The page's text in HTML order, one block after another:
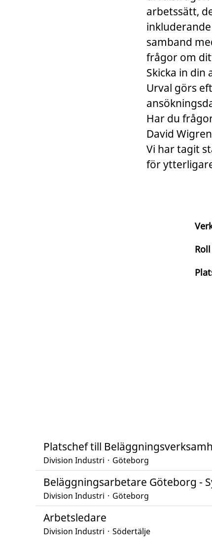
arbetssätt,
samband
frågor om
Skicka in din
Urval görs
Har du
David
Vi har tagit
för
Roll
Platschef till
Division Industri · Göteborg
Beläggningsarbetare Göteborg -
Division Industri · Göteborg
Arbetsledare
Division Industri · Södertälje